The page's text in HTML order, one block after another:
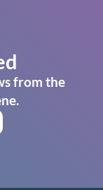
from the